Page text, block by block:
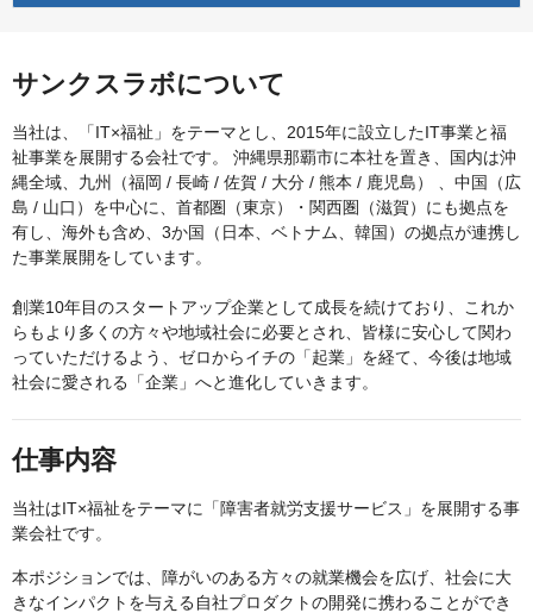
サンクスラボについて
当社は、「IT×福祉」をテーマとし、2015年に設立したIT事業と福
祉事業を展開する会社です。 沖縄県那覇市に本社を置き、国内は沖
縄全域、九州（福岡 / 長崎 / 佐賀 / 大分 / 熊本 / 鹿児島） 、中国（広
島 / 山口）を中心に、首都圏（東京）・関西圏（滋賀）にも拠点を
有し、海外も含め、3か国（日本、ベトナム、韓国）の拠点が連携し
た事業展開をしています。
創業10年目のスタートアップ企業として成長を続けており、これか
らもより多くの方々や地域社会に必要とされ、皆様に安心して関わ
っていただけるよう、ゼロからイチの「起業」を経て、今後は地域
社会に愛される「企業」へと進化していきます。
仕事内容
当社はIT×福祉をテーマに「障害者就労支援サービス」を展開する事
業会社です。
本ポジションでは、障がいのある方々の就業機会を広げ、社会に大
きなインパクトを与える自社プロダクトの開発に携わることができ